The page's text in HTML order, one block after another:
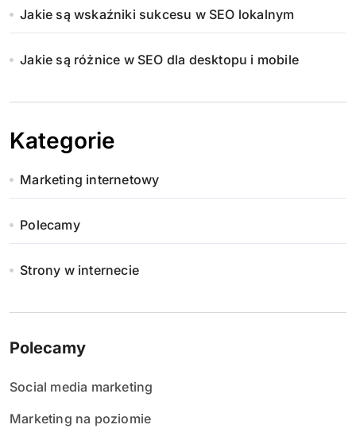
Jakie są wskaźniki sukcesu w SEO lokalnym
Jakie są różnice w SEO dla desktopu i mobile
Kategorie
Marketing internetowy
Polecamy
Strony w internecie
Polecamy
Social media marketing
Marketing na poziomie